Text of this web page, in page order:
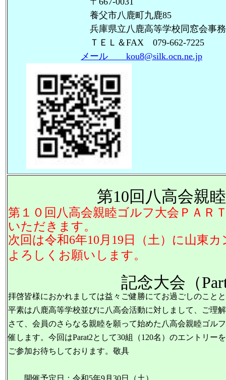
養父市八鹿町九鹿85
兵庫県立八鹿高等学校同窓会事務
ＴＥＬ＆FAX 079-662-7225
メール kou8@silk.ocn.ne.jp
第10回八高会親
第１０回八高会親睦ゴルフ大会ＰＡＲ
いただきます。
次回は令和6年10月19日（土）に山東
よろしくお願いします。
記念大会（Part2
拝啓皆様におかれましては益々ご健勝にてお過ごしのこと
平素は八鹿高等学校並びに八高会活動に対しまして、ご理
さて、会員のさらなる親睦を願って始めた八高会親睦ゴル
催します。今回はParat2として30組（120名）のエントリ
ご参加お待ちしております。敬具
開催予定日：令和5年9月30日（土）